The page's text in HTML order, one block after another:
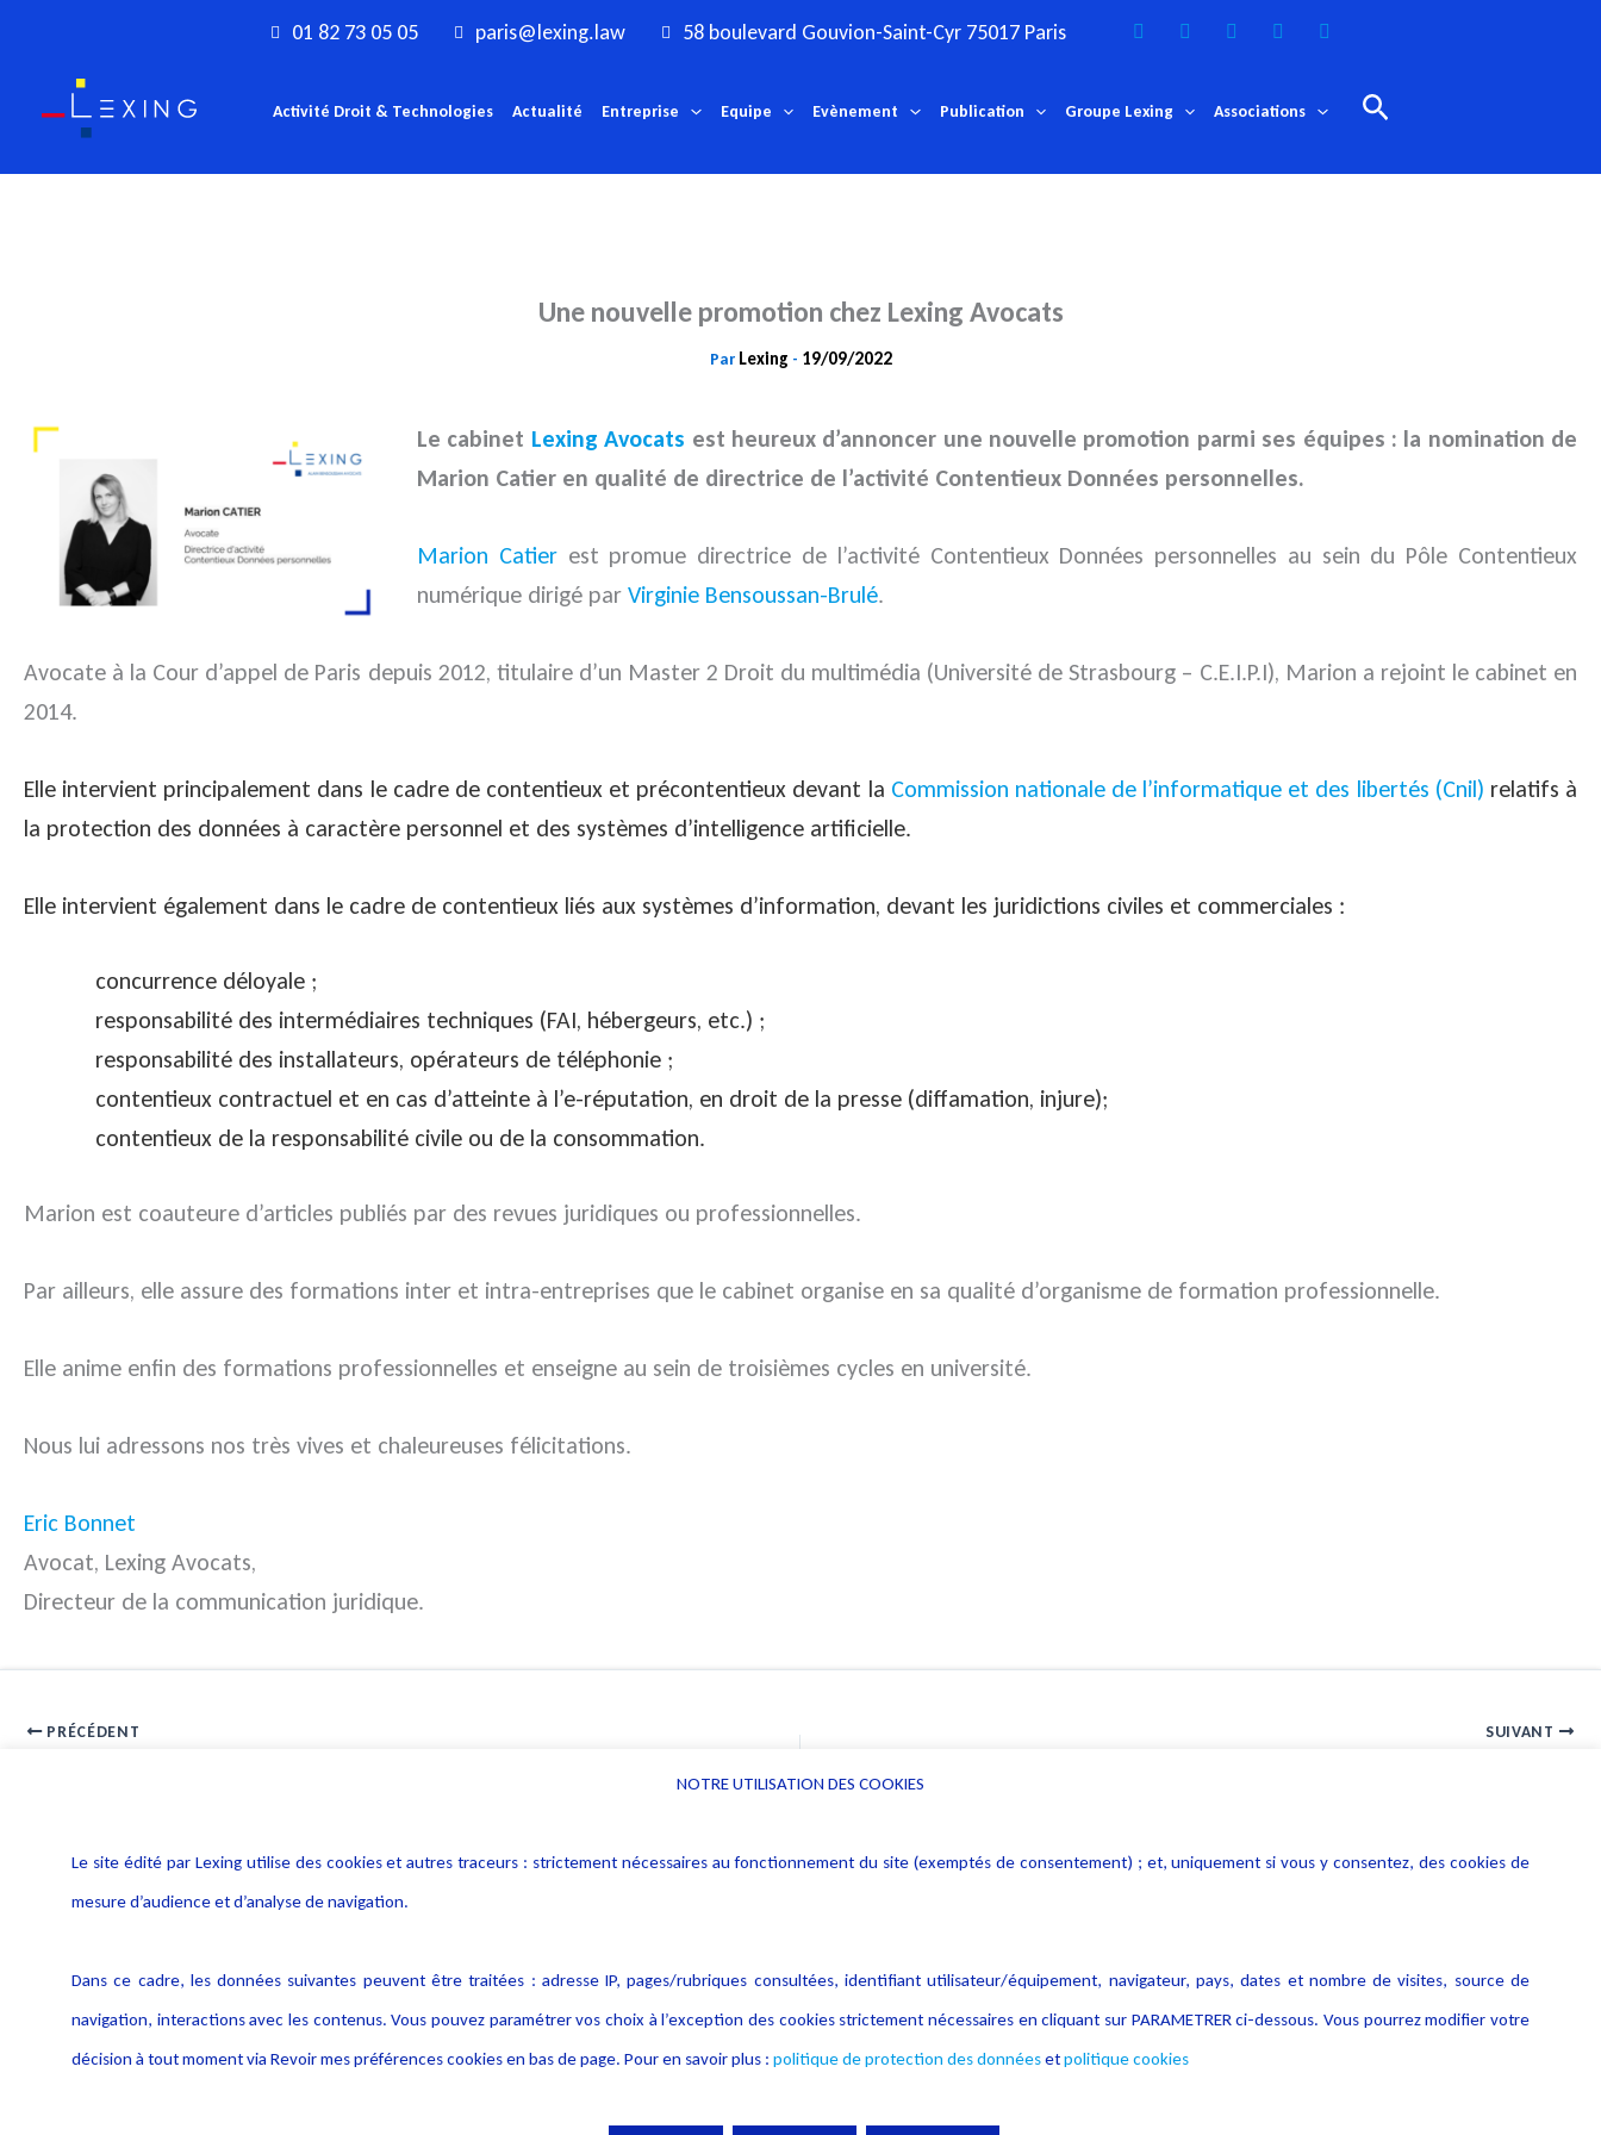
contenu
01 82 73 05 05 paris@lexing.law 58 boulevard Gouvion-Saint-Cyr 75017 Paris
Activité Droit & Technologies Actualité Entreprise Equipe Evènement Publication Groupe Lexing Associations Rechercher
Une nouvelle promotion chez Lexing Avocats
Par Lexing - 19/09/2022
Le cabinet Lexing Avocats est heureux d’annoncer une nouvelle promotion parmi ses équipes : la nomination de
Marion Catier en qualité de directrice de l’activité Contentieux Données personnelles.
Marion Catierest promue directrice de l’activité Contentieux Données personnelles au sein du Pôle Contentieux
numérique dirigé par Virginie Bensoussan-Brulé.
Avocate à la Cour d’appel de Paris depuis 2012, titulaire d’un Master 2 Droit du multimédia (Université de Strasbourg – C.E.I.P.I), Marion a rejoint le cabinet en
2014.
Elle intervient principalement dans le cadre de contentieux et précontentieux devant la Commission nationale de l’informatique et des libertés (Cnil) relatifs à
la protection des données à caractère personnel et des systèmes d’intelligence artificielle.
Elle intervient également dans le cadre de contentieux liés aux systèmes d’information, devant les juridictions civiles et commerciales :
concurrence déloyale ;
responsabilité des intermédiaires techniques (FAI, hébergeurs, etc.) ;
responsabilité des installateurs, opérateurs de téléphonie ;
contentieux contractuel et en cas d’atteinte à l’e-réputation, en droit de la presse (diffamation, injure);
contentieux de la responsabilité civile ou de la consommation.
Marion est coauteure d’articles publiés par des revues juridiques ou professionnelles.
Par ailleurs, elle assure des formations inter et intra-entreprises que le cabinet organise en sa qualité d’organisme de formation professionnelle.
Elle anime enfin des formations professionnelles et enseigne au sein de troisièmes cycles en université.
Nous lui adressons nos très vives et chaleureuses félicitations.
Eric Bonnet
Avocat, Lexing Avocats,
Directeur de la communication juridique.
PRÉCÉDENT SUIVANT
données
Politique cookies
NOTRE UTILISATION DES COOKIES
Le site édité par Lexing utilise des cookies et autres traceurs : strictement nécessaires au fonctionnement du site (exemptés de consentement) ; et, uniquement si vous y consentez, des cookies de
mesure d’audience et d’analyse de navigation.
Dans ce cadre, les données suivantes peuvent être traitées : adresse IP, pages/rubriques consultées, identifiant utilisateur/équipement, navigateur, pays, dates et nombre de visites, source de
navigation, interactions avec les contenus. Vous pouvez paramétrer vos choix à l’exception des cookies strictement nécessaires en cliquant sur PARAMETRER ci-dessous. Vous pourrez modifier votre
décision à tout moment via Revoir mes préférences cookies en bas de page. Pour en savoir plus : politique de protection des donnéesetpolitique cookies